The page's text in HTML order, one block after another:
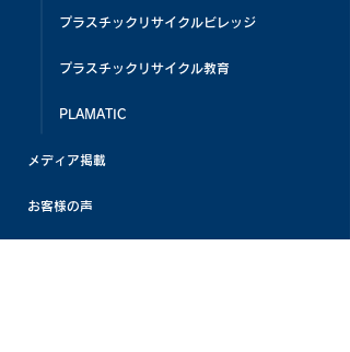
プラスチックリサイクルビレッジ
プラスチックリサイクル教育
PLAMATIC
メディア掲載
お客様の声